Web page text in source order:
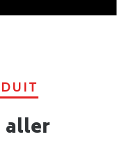
aller